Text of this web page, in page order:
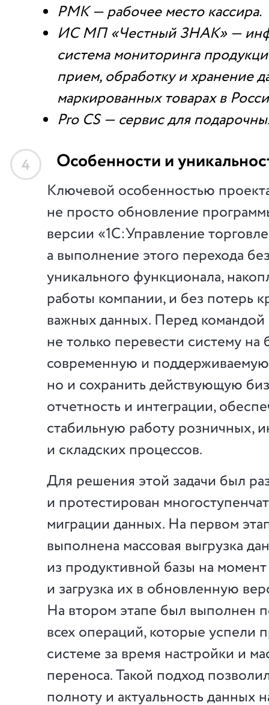
РМК — рабочее место кассира.
ИС МП «Честный ЗНАК» —
система мониторинга
прием, обработку и хранение
маркированных товарах в
Pro CS — сервис для
4 Особенности и
Ключевой особенностью
не просто обновление
версии «1С:Управление
а выполнение этого перехода
уникального функционала,
работы компании, и без потерь
важных данных. Перед командой
не только перевести систему на
современную и
но и сохранить действующую
отчетность и интеграции,
стабильную работу розничных,
и складских процессов.
Для решения этой задачи был
и протестирован
миграции данных. На первом
выполнена массовая выгрузка
из продуктивной базы на
и загрузка их в обновленную
На втором этапе был выполнен
всех операций, которые успели
системе за время настройки и
переноса. Такой подход
полноту и актуальность данных